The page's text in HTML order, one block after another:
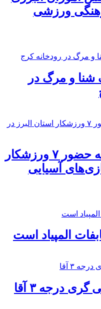
ورزشی
شنا و مرگ در
۲ مدال برنز نتیجه حضور ۷ ورزشکار
آسیایی
المپیاد است
درجه ۳ آقا